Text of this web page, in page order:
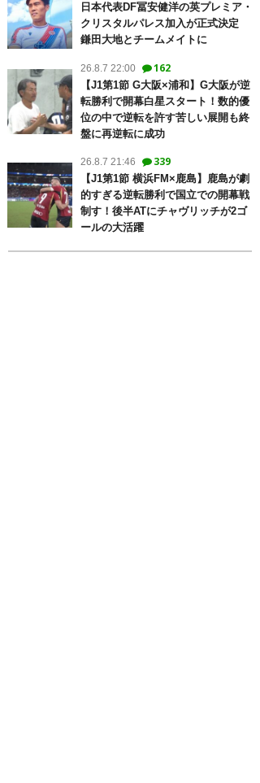
日本代表DF冨安健洋の英プレミア・
クリスタルパレス加入が正式決定
鎌田大地とチームメイトに
26.8.7 22:00 162
【J1第1節 G大阪×浦和】G大阪が逆
転勝利で開幕白星スタート！数的優
位の中で逆転を許す苦しい展開も終
盤に再逆転に成功
26.8.7 21:46 339
【J1第1節 横浜FM×鹿島】鹿島が劇
的すぎる逆転勝利で国立での開幕戦
制す！後半ATにチャヴリッチが2ゴ
ールの大活躍